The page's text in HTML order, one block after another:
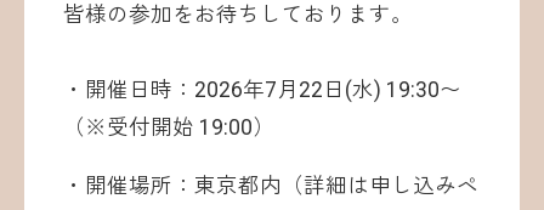
皆様の参加をお待ちしております。
・開催日時：2026年7月22日(水) 19:30〜
（※受付開始 19:00）
・開催場所：東京都内（詳細は申し込みペ